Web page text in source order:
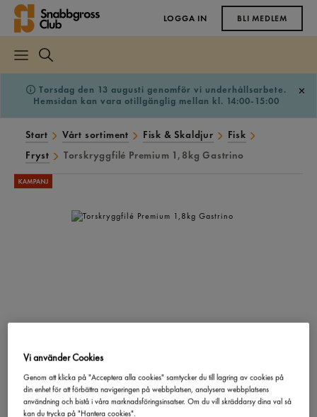
LOGGA IN BLI MEDLEM
Torsdag den 13 augusti genomför vi underhållsarbete.
Hemsidan kan vara otillgänglig mellan kl. 14:00-15:00
Start Vårt sortiment Fisk & Skaldjur
Fisk
Fryst
Torskryggfilé Premium 1,8kg Gastrino
Vi använder Cookies
Genom att klicka på "Acceptera alla cookies" samtycker du till lagring av cookies på
din enhet för att förbättra navigeringen på webbplatsen, analysera webbplatsens
användning och bistå i våra marknadsföringsinsatser. Om du vill skräddarsy dina val så
kan du trycka på "Hantera cookies".